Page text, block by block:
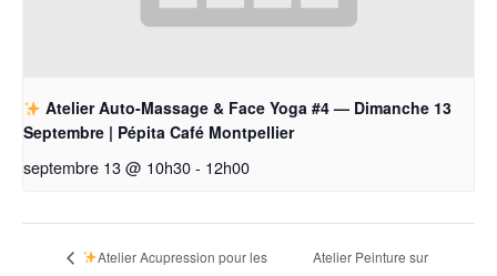
Atelier Auto-Massage & Face Yoga #4 — Dimanche 13
Septembre | Pépita Café Montpellier
septembre 13 @ 10h30- 12h00
Atelier Acupression pour les
Atelier Peinture sur